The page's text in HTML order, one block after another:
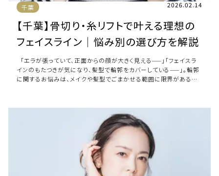
千葉 2026.02.14
【千葉】骨切り・糸リフトで叶える理想の
フェイスライン｜悩み別の選び方を解説
「エラが張っていて、正面からの顔が大きく見える——」「フェイスラ
インのもたつきが気になり、髪型で輪郭をカバーしている——」。輪郭
に関するお悩みは、メイクや髪型でごまかせる範囲に限界があるか